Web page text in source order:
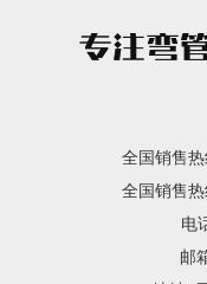
全国销售
全国销售
电
邮